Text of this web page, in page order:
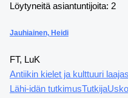
Löytyneitä asiantuntijoita: 2
Jauhiainen, Heidi
FT, LuK
Antiikin kielet ja kulttuuri
Lähi-idän tutkimusTutkija